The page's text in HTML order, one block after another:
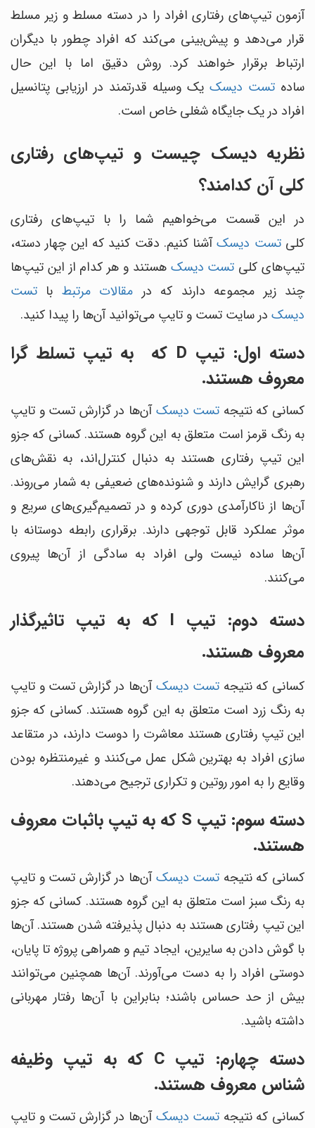
آزمون تیپ‌های رفتاری افراد را در دسته مسلط و زیر مسلط
قرار می‌دهد و پیش‌بینی می‌کند که افراد چطور با دیگران
ارتباط برقرار خواهند کرد. روش دقیق اما با این حال
ساده تست دیسک یک وسیله قدرتمند در ارزیابی پتانسیل
افراد در یک جایگاه شغلی خاص است.
نظریه دیسک چیست و تیپ‌های رفتاری
کلی آن کدامند؟
در این قسمت می‌خواهیم شما را با تیپ‌های رفتاری
کلیتست دیسکآشنا کنیم. دقت کنید که این چهار دسته،
تیپ‌های کلی تست دیسک هستند و هر کدام از این تیپ‌ها
چند زیر مجموعه دارند که در مقالات مرتبط با تست
دیسک در سایت تست و تایپ می‌توانید آن‌ها را پیدا کنید.
دسته اول: تیپ D که به تیپ تسلط گرا
معروف هستند.
کسانی که نتیجه تست دیسکآن‌ها در گزارش تست و تایپ
به رنگ قرمز است متعلق به این گروه هستند. کسانی که جزو
این تیپ رفتاری هستند به دنبال کنترل‌اند، به نقش‌های
رهبری گرایش دارند و شنونده‌های ضعیفی به شمار می‌روند.
آن‌ها از ناکارآمدی دوری کرده و در تصمیم‌گیری‌های سریع و
موثر عملکرد قابل توجهی دارند. برقراری رابطه دوستانه با
آن‌ها ساده نیست ولی افراد به سادگی از آن‌ها پیروی
می‌کنند.
دسته دوم: تیپ I که به تیپ تاثیرگذار
معروف هستند.
کسانی که نتیجه تست دیسکآن‌ها در گزارش تست و تایپ
به رنگ زرد است متعلق به این گروه هستند. کسانی که جزو
این تیپ رفتاری هستند معاشرت را دوست دارند، در متقاعد
سازی افراد به بهترین شکل عمل می‌کنند و غیرمنتظره بودن
وقایع را به امور روتین و تکراری ترجیح می‌دهند.
دسته سوم: تیپ S که به تیپ باثبات معروف
هستند.
کسانی که نتیجه تست دیسکآن‌ها در گزارش تست و تایپ
به رنگ سبز است متعلق به این گروه هستند. کسانی که جزو
این تیپ رفتاری هستند به دنبال پذیرفته شدن هستند. آن‌ها
با گوش دادن به سایرین، ایجاد تیم و همراهی پروژه تا پایان،
دوستی افراد را به دست می‌آورند. آن‌ها همچنین می‌توانند
بیش از حد حساس باشند؛ بنابراین با آن‌ها رفتار مهربانی
داشته باشید.
دسته چهارم: تیپ C که به تیپ وظیفه
شناس معروف هستند.
کسانی که نتیجه تست دیسکآن‌ها در گزارش تست و تایپ